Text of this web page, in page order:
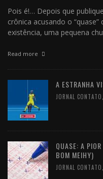
Pois é!… Depois que
crônica acusando o
existência, uma pequena
Read more
A ESTRANHA
JORNAL CONTATO
QUASE: A
BOM MEIHY)
JORNAL CONTATO